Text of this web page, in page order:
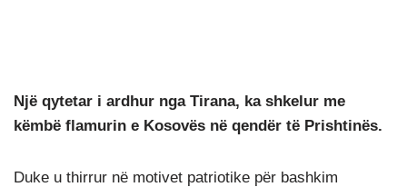
Një qytetar i ardhur nga Tirana, ka shkelur me
këmbë flamurin e Kosovës në qendër të Prishtinës.
Duke u thirrur në motivet patriotike për bashkim